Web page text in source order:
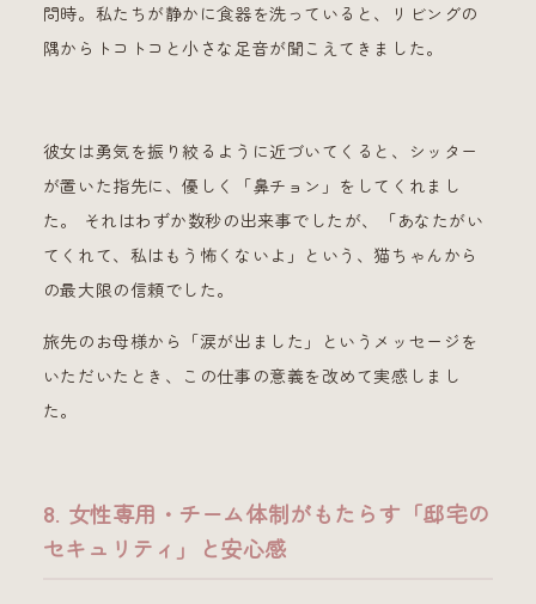
問時。私たちが静かに食器を洗っていると、リビングの
隅からトコトコと小さな足音が聞こえてきました。
彼女は勇気を振り絞るように近づいてくると、シッター
が置いた指先に、優しく「鼻チョン」をしてくれまし
た。 それはわずか数秒の出来事でしたが、「あなたがい
てくれて、私はもう怖くないよ」という、猫ちゃんから
の最大限の信頼でした。
旅先のお母様から「涙が出ました」というメッセージを
いただいたとき、この仕事の意義を改めて実感しまし
た。
8. 女性専用・チーム体制がもたらす「邸宅の
セキュリティ」と安心感